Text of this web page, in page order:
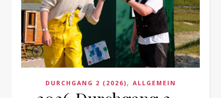
DURCHGANG 2 (2026), ALLGEMEIN